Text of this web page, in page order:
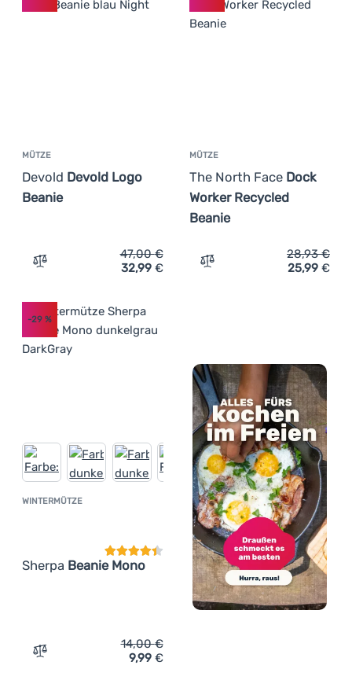
MÜTZE
Devold Devold Logo
Beanie
Zum Vergleich 'Mütze Devold Devold Logo Beanie'
47,00€
32,99 €
MÜTZE
The North Face Dock
Worker Recycled
Beanie
Zum Vergleich 'Mütze
28,93€
25,99 €
WINTERMÜTZE
Sherpa Beanie Mono
Kundenbewertung
-29 %
Zum Vergleich 'Wintermütze Sherpa Beanie Mono'
14,00€
9,99 €